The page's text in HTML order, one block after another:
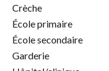
Crèche
École primaire
École secondaire
Garderie